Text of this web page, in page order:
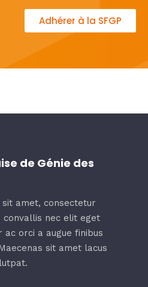
Adhérer à la SFGP
de Génie des
amet, consectetur
convallis nec elit eget
ac orci a augue finibus
sit amet lacus